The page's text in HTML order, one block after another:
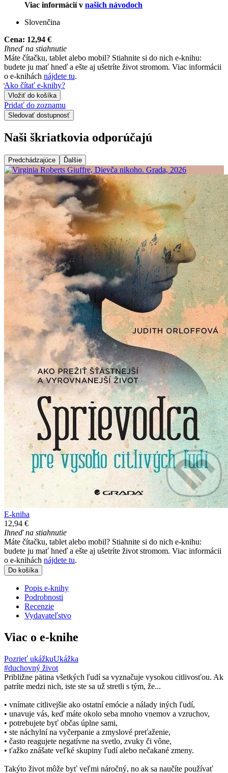
Viac informácií v našich návodoch
Slovenčina
Cena: 12,94 €
Ihneď na stiahnutie
Máte čítačku, tablet alebo mobil? Stiahnite si do nich e-knihu:
budete ju mať hneď a ešte aj ušetríte život stromom. Viac informácii
o e-knihách nájdete tu.
Ako čítať e-knihy?
Vložiť do košíka
Pridať do zoznamu
Sledovať dostupnosť
Naši škriatkovia odporúčajú
Predchádzajúce Ďalšie
E-kniha
12,94 €
Ihneď na stiahnutie
Máte čítačku, tablet alebo mobil? Stiahnite si do nich e-knihu:
budete ju mať hneď a ešte aj ušetríte život stromom. Viac informácii
o e-knihách nájdete tu.
Do košíka
Popis e-knihy
Podrobnosti
Recenzie
Vydavateľstvo
Viac o e-knihe
Pozrieť ukážkuUkážka
#duchovný život
Približne pätina všetkých ľudí sa vyznačuje vysokou citlivosťou. Ak
patríte medzi nich, iste ste sa už stretli s tým, že...
• vnímate citlivejšie ako ostatní emócie a nálady iných ľudí,
• unavuje vás, keď máte okolo seba mnoho vnemov a vzruchov,
• potrebujete byť občas úplne sami,
• ste náchylní na vyčerpanie a zmyslové preťaženie,
• často reagujete negatívne na svetlo, zvuky či vône,
• ťažko znášate veľké skupiny ľudí alebo nečakané zmeny.
Takýto život môže byť veľmi náročný, no ak sa naučíte používať